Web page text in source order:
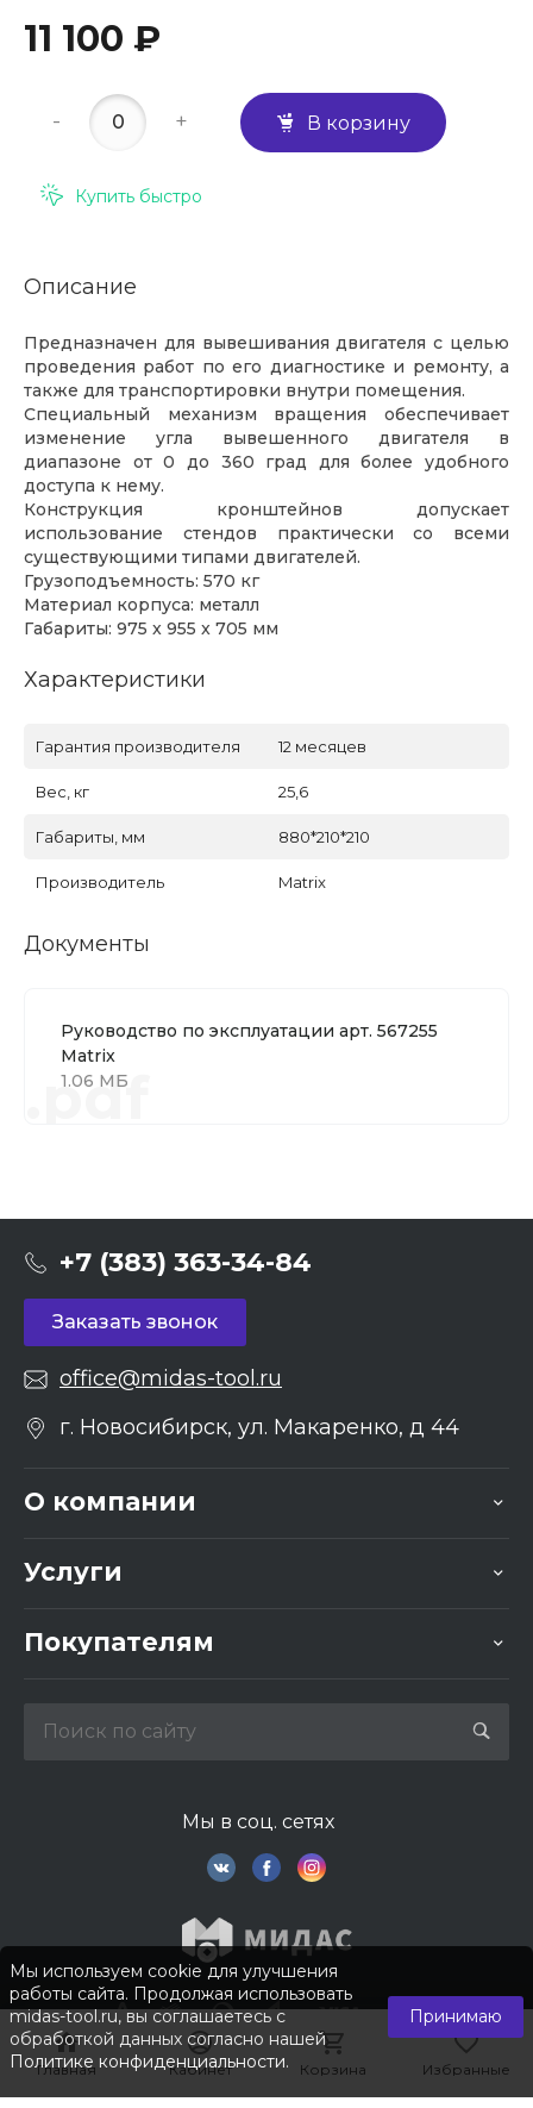
Главная Кабинет Корзина Избранные
Главная Кабинет Корзина Избранные
11 100 ₽
- + В корзину
Купить быстро
Описание
Предназначен для вывешивания двигателя с целью
проведения работ по его диагностике и ремонту, а
также для транспортировки внутри помещения.
Специальный механизм вращения обеспечивает
изменение угла вывешенного двигателя в
диапазоне от 0 до 360 град для более удобного
доступа к нему.
Конструкция кронштейнов допускает
использование стендов практически со всеми
существующими типами двигателей.
Грузоподъемность: 570 кг
Материал корпуса: металл
Габариты: 975 x 955 x 705 мм
Характеристики
Гарантия производителя 12 месяцев
Вес, кг 25,6
Габариты, мм 880*210*210
Производитель Matrix
Документы
Руководство по эксплуатации арт. 567255
Matrix
1.06 МБ
.pdf
+7 (383) 363-34-84
Заказать звонок
office@midas-tool.ru
г. Новосибирск, ул. Макаренко, д 44
О компании
Услуги
Покупателям
Мы в соц. сетях
© 2026 © Компания «Мидас». Все права защищены.
Мы используем cookie для улучшения
работы сайта. Продолжая использовать
midas-tool.ru, вы соглашаетесь с
обработкой данных согласно нашей
Политике конфиденциальности.
Принимаю